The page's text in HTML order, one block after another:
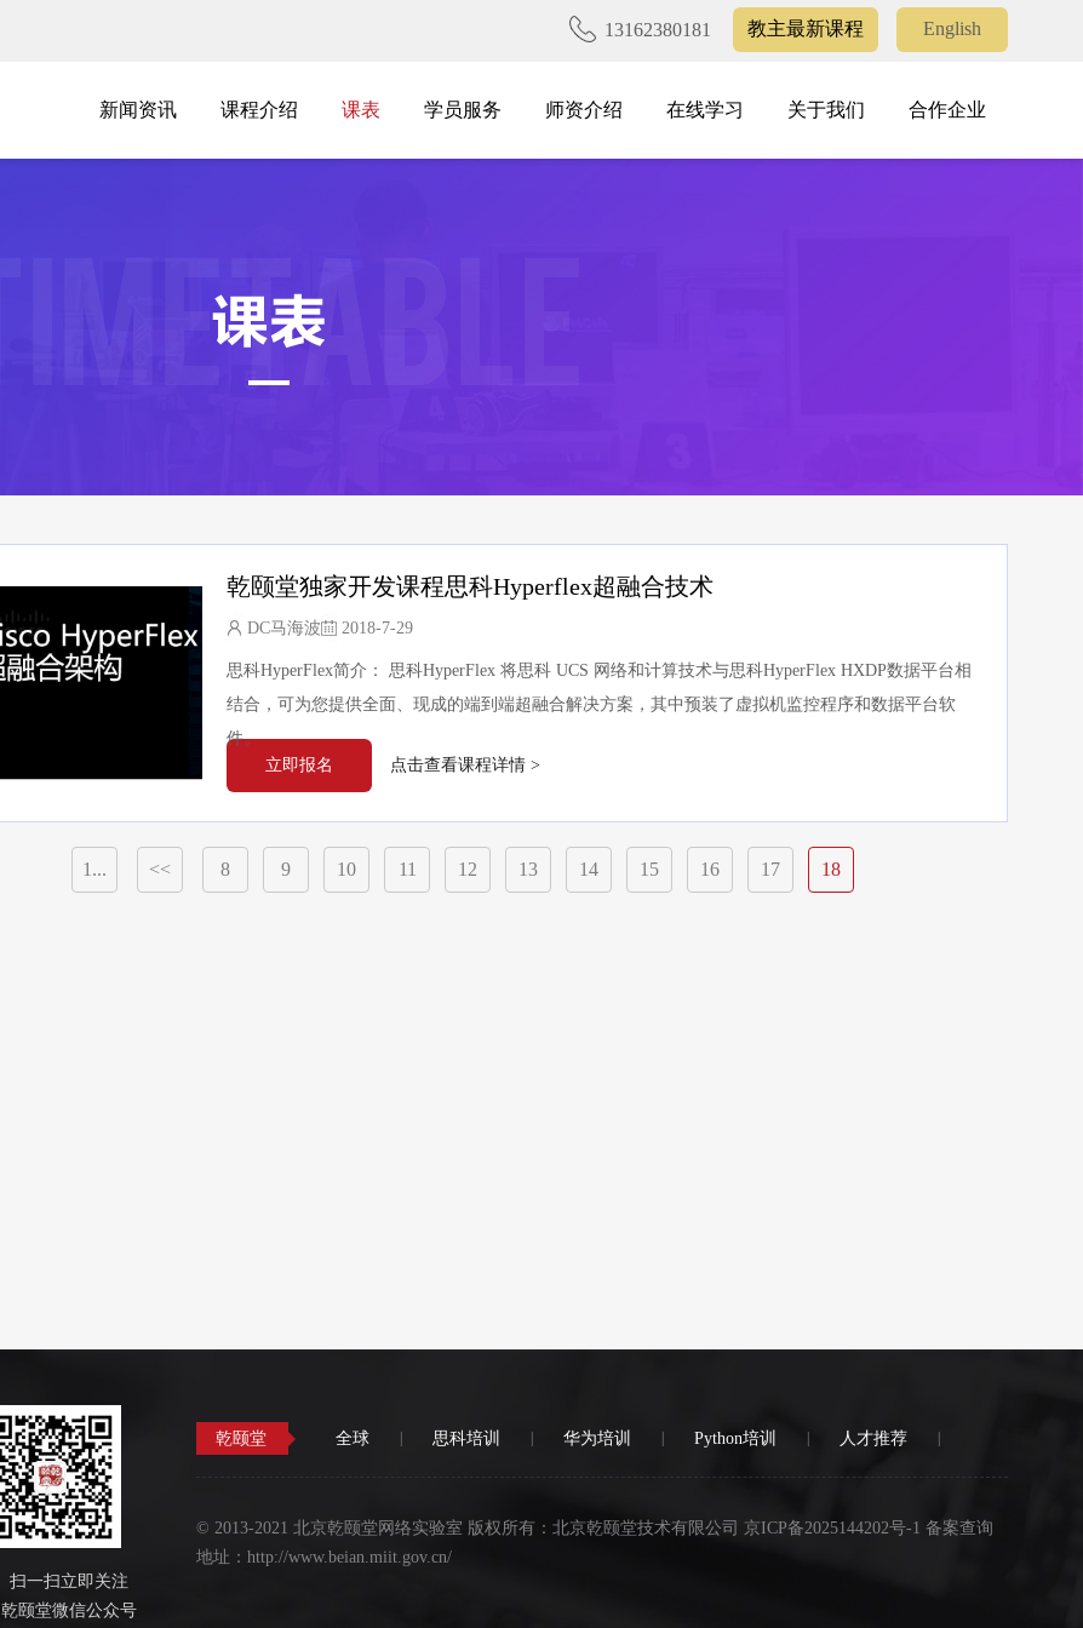
13162380181 教主最新课程 English
新闻资讯
新闻资讯
课程介绍
课程介绍
课表 学员服务
学员服务
师资介绍
师资介绍
在线学习
在线学习
关于我们
关于我们
合作企业
合作企业
乾颐堂独家开发课程思科Hyperflex超融合技术
DC马海波 2018-7-29
思科HyperFlex简介： 思科HyperFlex 将思科 UCS 网络和计算技术与思科HyperFlex HXDP数据平台相
结合，可为您提供全面、现成的端到端超融合解决方案，其中预装了虚拟机监控程序和数据平台软
件。
立即报名
点击查看课程详情 >
1... << 8 9 10 11 12 13 14 15 16 17 18
扫一扫立即关注
乾颐堂微信公众号
乾颐堂 全球 | 思科培训 | 华为培训 | Python培训 | 人才推荐 |
© 2013-2021 北京乾颐堂网络实验室 版权所有：北京乾颐堂技术有限公司 京ICP备2025144202号-1 备案查询
地址：http://www.beian.miit.gov.cn/